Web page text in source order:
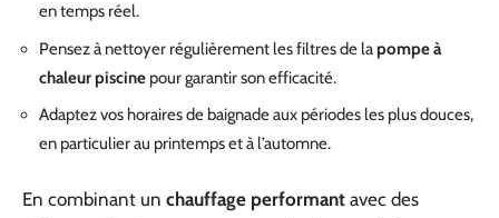
en temps réel.
Pensez à nettoyer régulièrement les filtres de lapompe à
chaleur piscine pour garantir son efficacité.
Adaptez vos horaires de baignade aux périodes les plus douces,
en particulier au printemps et à l’automne.
En combinant un chauffage performant avec des